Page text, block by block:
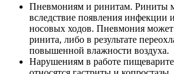
Пневмониям и ринитам. Риниты
вследствие появления инфекции
носовых ходов. Пневмония может
ринита, либо в результате
повышенной влажности воздуха.
Нарушениям в работе